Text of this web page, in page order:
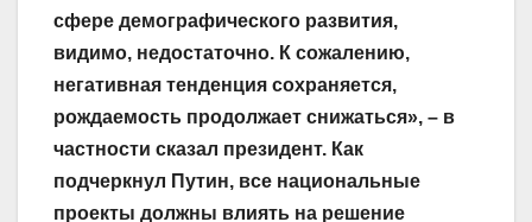
сфере демографического развития,
видимо, недостаточно. К сожалению,
негативная тенденция сохраняется,
рождаемость продолжает снижаться», – в
частности сказал президент. Как
подчеркнул Путин, все национальные
проекты должны влиять на решение